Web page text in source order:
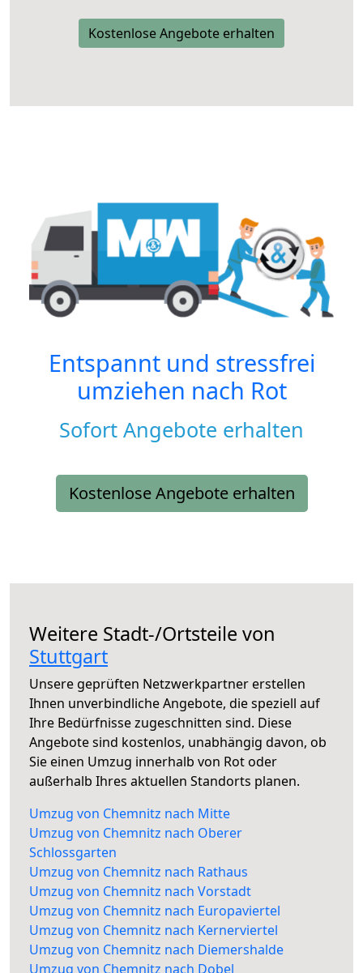
Kostenlose Angebote erhalten
Entspannt und stressfrei
umziehen nach Rot
Sofort Angebote erhalten
Kostenlose Angebote erhalten
Weitere Stadt-/Ortsteile von
Stuttgart
Unsere geprüften Netzwerkpartner erstellen
Ihnen unverbindliche Angebote, die speziell auf
Ihre Bedürfnisse zugeschnitten sind. Diese
Angebote sind kostenlos, unabhängig davon, ob
Sie einen Umzug innerhalb von Rot oder
außerhalb Ihres aktuellen Standorts planen.
Umzug von Chemnitz nach Mitte
Umzug von Chemnitz nach Oberer
Schlossgarten
Umzug von Chemnitz nach Rathaus
Umzug von Chemnitz nach Vorstadt
Umzug von Chemnitz nach Europaviertel
Umzug von Chemnitz nach Kernerviertel
Umzug von Chemnitz nach Diemershalde
Umzug von Chemnitz nach Dobel